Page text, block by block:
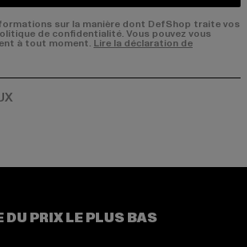
sur la manière dont DefShop traite vos
de confidentialité. Vous pouvez vous
à tout moment. Lire la déclaration de
page:
Facebook page:
our YouTube channel:
PRIX LE PLUS BAS